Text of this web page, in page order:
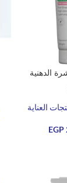
الدهنية
العناية
EGP